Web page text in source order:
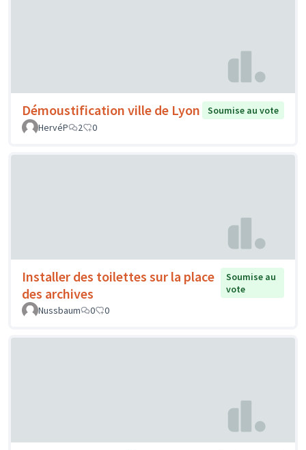
Démoustification ville de Lyon
Soumise au vote
HervéP
2 0
Installer des toilettes sur la place
des archives
Soumise au
vote
Nussbaum
0 0